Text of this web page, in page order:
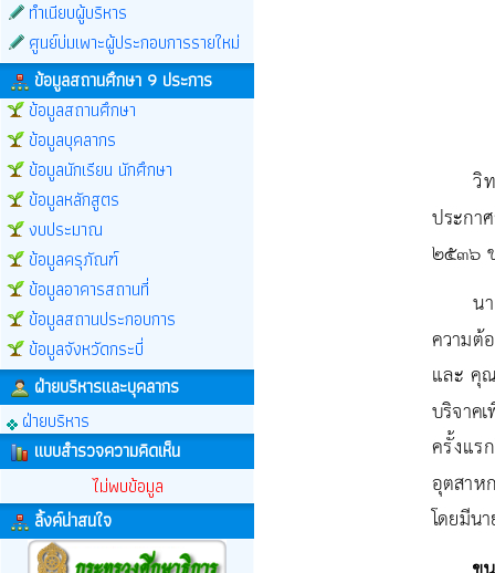
ทำเนียบผู้บริหาร
ศูนย์บ่มเพาะผู้ประกอบการรายใหม่
ข้อมูลสถานศึกษา 9 ประการ
ข้อมูลสถานศึกษา
ข้อมูลบุคลากร
ข้อมูลนักเรียน นักศึกษา
ข้อมูลหลักสูตร
งบประมาณ
ข้อมูลครุภัณฑ์
ข้อมูลอาคารสถานที่
ข้อมูลสถานประกอบการ
ข้อมูลจังหวัดกระบี่
ฝ่ายบริหารและบุคลากร
ฝ่ายบริหาร
แบบสำรวจความคิดเห็น
ไม่พบข้อมูล
ลิ้งค์น่าสนใจ